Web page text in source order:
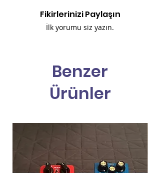
Fikirlerinizi Paylaşın
İlk yorumu siz yazın.
Benzer
Ürünler